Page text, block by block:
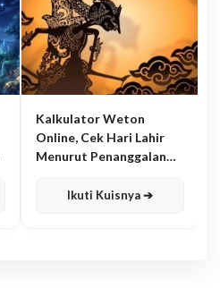
Kalkulator Weton
Online, Cek Hari Lahir
Menurut Penanggalan
Ikuti Kuisnya ➔